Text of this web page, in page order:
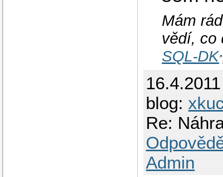
Mám
vědí, co
SQL-DK
blog:
Re:
Admin